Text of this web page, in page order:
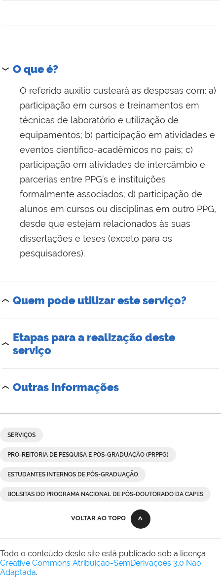
O que é?
O referido auxílio custeará as despesas com: a)
participação em cursos e treinamentos em
técnicas de laboratório e utilização de
equipamentos; b) participação em atividades e
eventos científico-acadêmicos no país; c)
participação em atividades de intercâmbio e
parcerias entre PPG’s e instituições
formalmente associados; d) participação de
alunos em cursos ou disciplinas em outro PPG,
desde que estejam relacionados às suas
dissertações e teses (exceto para os
pesquisadores).
Quem pode utilizar este serviço?
Etapas para a realização deste
serviço
Outras informações
SERVIÇOS
PRÓ-REITORIA DE PESQUISA E PÓS-GRADUAÇÃO (PRPPG)
ESTUDANTES INTERNOS DE PÓS-GRADUAÇÃO
BOLSITAS DO PROGRAMA NACIONAL DE PÓS-DOUTORADO DA CAPES
VOLTAR AO TOPO
Todo o conteúdo deste site está publicado sob a licença
Creative Commons Atribuição-SemDerivações 3.0 Não
Adaptada.